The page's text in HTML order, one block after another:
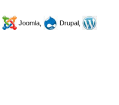
Joomla,
Drupal,